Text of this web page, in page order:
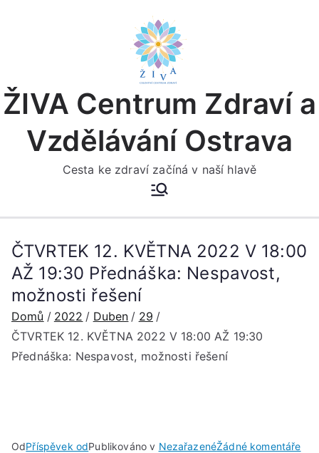
ŽIVA Centrum Zdraví a
Vzdělávání Ostrava
Cesta ke zdraví začíná v naší hlavě
ČTVRTEK 12. KVĚTNA 2022 V 18:00
AŽ 19:30 Přednáška: Nespavost,
možnosti řešení
Domů 2022 Duben
29
ČTVRTEK 12. KVĚTNA 2022 V 18:00 AŽ 19:30
Přednáška: Nespavost, možnosti řešení
OdPříspěvek odPublikováno v NezařazenéŽádné komentářeu